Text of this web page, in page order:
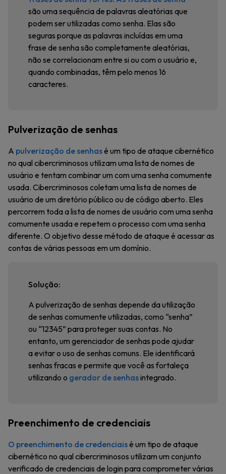
são uma sequência de palavras aleatórias que
podem ser utilizadas como senha. Elas são
seguras porque as palavras incluídas em uma
frase de senha são completamente aleatórias,
não se correlacionam entre si ou com o usuário e,
quando combinadas, têm pelo menos 16
caracteres.
Pulverização de senhas
A pulverização de senhasé um tipo de ataque cibernético
no qual cibercriminosos utilizam uma lista de nomes de
usuário e tentam combinar um com uma senha comumente
usada. Cibercriminosos coletam uma lista de nomes de
usuário de um diretório público ou de código aberto. Eles
percorrem toda a lista de nomes de usuário com uma senha
comumente usada e repetem o processo com uma senha
diferente. O objetivo desse método de ataque é acessar as
contas de várias pessoas em um domínio.
Solução:
A pulverização de senhas depende da utilização
de senhas comumente utilizadas, como “senha”
ou “12345” para proteger suas contas. No
entanto, um gerenciador de senhas pode ajudar
a evitar o uso de senhas comuns. Ele identificará
senhas fracas e permite que você as fortaleça
utilizando o gerador de senhasintegrado.
Preenchimento de credenciais
O preenchimento de credenciaisé um tipo de ataque
cibernético no qual cibercriminosos utilizam um conjunto
verificado de credenciais de login para comprometer várias